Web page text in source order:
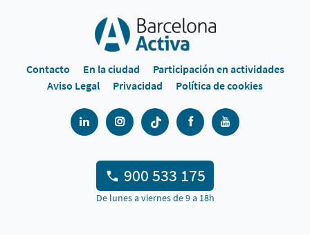
Contacto En la ciudad
Participación en actividades
Aviso Legal
Privacidad Política de cookies
900 533 175
De lunes a viernes de 9 a 18h